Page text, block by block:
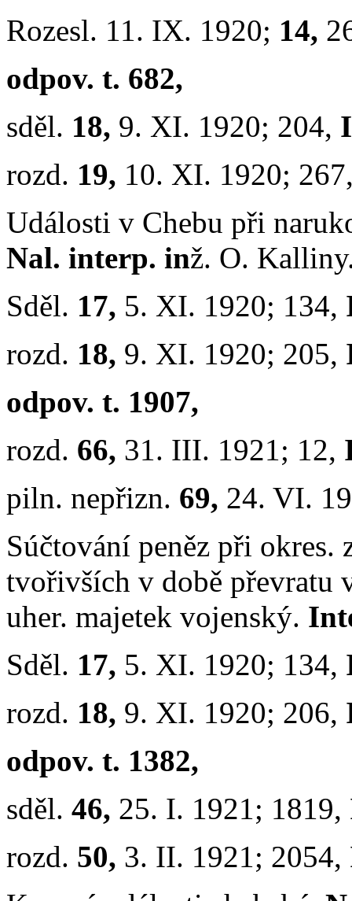
Rozesl. 11. IX. 1920; 14,
odpov. t. 682,
sděl. 18, 9. XI. 1920; 204,
rozd. 19, 10. XI. 1920;
Události v Chebu při
Nal. interp. inž. O.
Sděl. 17, 5. XI. 1920; 134,
rozd. 18, 9. XI. 1920; 205,
odpov. t. 1907,
rozd. 66, 31. III. 1921; 12,
piln. nepřizn. 69, 24. VI.
Súčtování peněz při okres.
tvořivších v době převratu
uher. majetek vojenský.
Sděl. 17, 5. XI. 1920; 134,
rozd. 18, 9. XI. 1920; 206,
odpov. t. 1382,
sděl. 46, 25. I. 1921; 1819,
rozd. 50, 3. II. 1921; 2054,